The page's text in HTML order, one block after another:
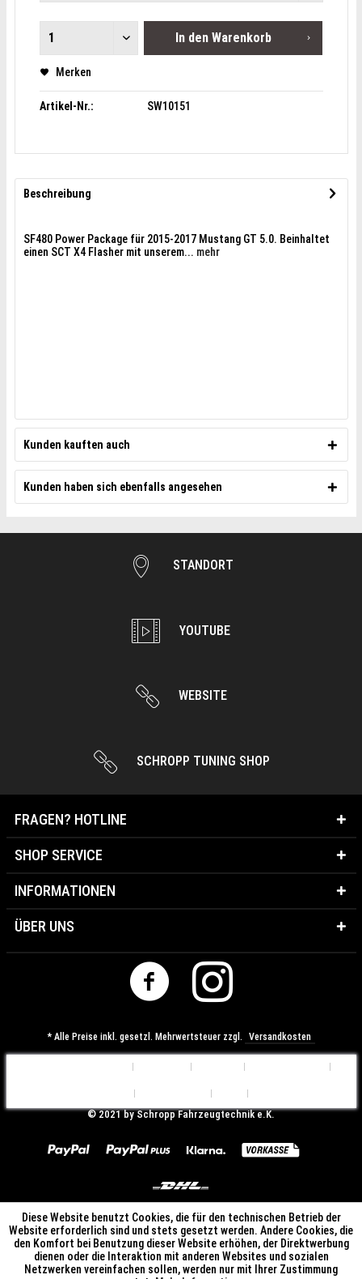
In den Warenkorb
Merken
Artikel-Nr.: SW10151
Beschreibung
SF480 Power Package für 2015-2017 Mustang GT 5.0. Beinhaltet
einen SCT X4 Flasher mit unserem... mehr
Kunden kauften auch
Kunden haben sich ebenfalls angesehen
STANDORT
YOUTUBE
WEBSITE
SCHROPP TUNING SHOP
FRAGEN? HOTLINE
SHOP SERVICE
INFORMATIONEN
ÜBER UNS
* Alle Preise inkl. gesetzl. Mehrwertsteuer zzgl. Versandkosten
© ​2021 by Schropp Fahrzeugtechnik e.K.
Diese Website benutzt Cookies, die für den technischen Betrieb der
Website erforderlich sind und stets gesetzt werden. Andere Cookies, die
den Komfort bei Benutzung dieser Website erhöhen, der Direktwerbung
dienen oder die Interaktion mit anderen Websites und sozialen
Netzwerken vereinfachen sollen, werden nur mit Ihrer Zustimmung